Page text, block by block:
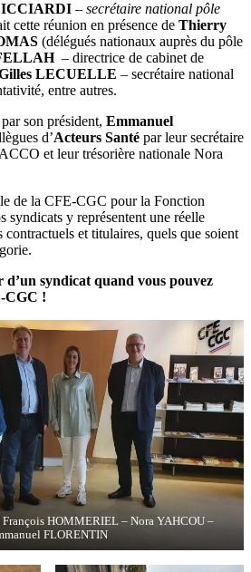
– secrétaire national pôle
cette réunion en présence de Thierry
(délégués nationaux auprès du pôle
– directrice de cabinet de
LECUELLE – secrétaire national
entre autres.
son président, Emmanuel
d’Acteurs Santé par leur secrétaire
et leur trésorière nationale Nora
de la CFE-CGC pour la Fonction
syndicats y représentent une réelle
contractuels et titulaires, quels que soient
syndicat quand vous pouvez
CGC !
HOMMERIEL – Nora YAHCOU –
FLORENTIN